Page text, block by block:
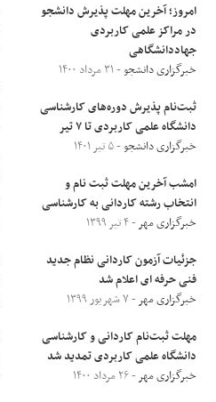
امروز؛ آخرین مهلت پذیرش دانشجو
در مراکز علمی کاربردی
جهاددانشگاهی
خبرگزاری دانشجو- ۳۱ مرداد ۱۴۰۰
ثبت‌نام پذیرش دوره‌های کارشناسی
دانشگاه علمی کاربردی تا ۷ تیر
خبرگزاری دانشجو- ۵ تیر ۱۴۰۱
امشب آخرین مهلت ثبت نام و
انتخاب رشته کاردانی به کارشناسی
خبرگزاری مهر- ۴ تیر ۱۳۹۹
جزئیات آزمون کاردانی نظام جدید
فنی حرفه ای اعلام شد
خبرگزاری مهر- ۷ شهریور ۱۳۹۹
مهلت ثبت‌نام کاردانی و کارشناسی
دانشگاه علمی کاربردی تمدید شد
خبرگزاری مهر- ۲۶ مرداد ۱۴۰۰